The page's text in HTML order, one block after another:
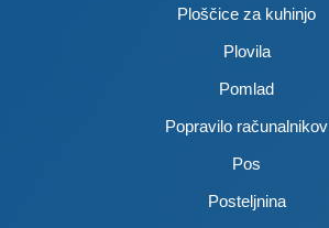
Ploščice za kuhinjo
Plovila
Pomlad
Popravilo računalnikov
Pos
Posteljnina